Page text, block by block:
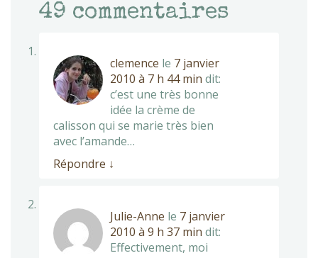
49 commentaires
clemence le 7 janvier
2010 à 7 h 44 min dit:
c’est une très bonne
idée la crème de
calisson qui se marie très bien
avec l’amande…
Répondre ↓
Julie-Anne le 7 janvier
2010 à 9 h 37 min dit:
Effectivement, moi